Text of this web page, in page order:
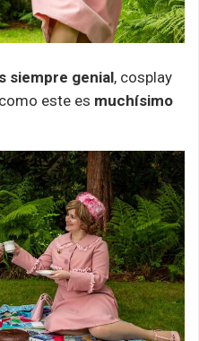
siempre genial, cosplay
como este es muchísimo